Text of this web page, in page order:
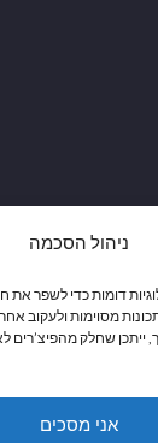
ניהול הסכמה
דומות כדי לשפר את
מסוימות ולעקוב
שחלק מהפיצ’רים
אני מסכים